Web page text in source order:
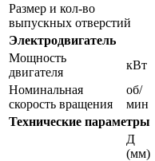
Размер и кол-во
выпускных отверстий
Электродвигатель
Мощность
двигателя
кВт
Номинальная
скорость вращения
об/
мин
Технические параметры
Д
(мм)